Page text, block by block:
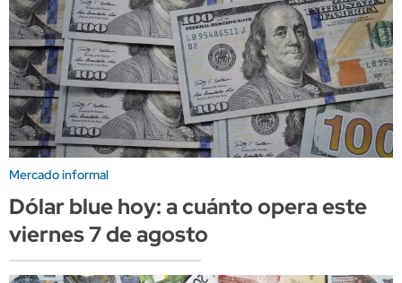
Mercado informal
Dólar blue hoy: a cuánto opera este
viernes 7 de agosto